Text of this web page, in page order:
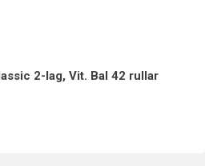
2-lag, Vit. Bal 42 rullar